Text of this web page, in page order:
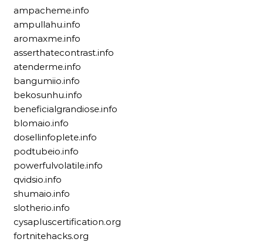
ampacheme.info
ampullahu.info
aromaxme.info
asserthatecontrast.info
atenderme.info
bangumiio.info
bekosunhu.info
beneficialgrandiose.info
blomaio.info
dosellinfoplete.info
podtubeio.info
powerfulvolatile.info
qvidsio.info
shumaio.info
slotherio.info
cysapluscertification.org
fortnitehacks.org